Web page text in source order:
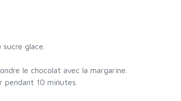
glace.
le chocolat avec la margarine.
pendant 10 minutes.